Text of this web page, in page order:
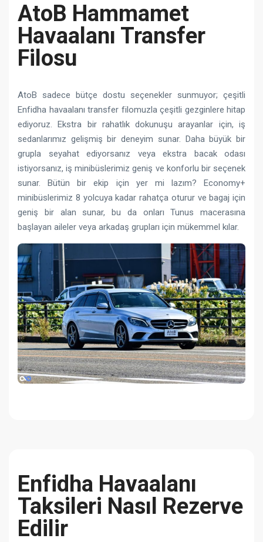
AtoB Hammamet
Havaalanı Transfer
Filosu
AtoB sadece bütçe dostu seçenekler sunmuyor; çeşitli
Enfidha havaalanı transfer filomuzla çeşitli gezginlere hitap
ediyoruz. Ekstra bir rahatlık dokunuşu arayanlar için, iş
sedanlarımız gelişmiş bir deneyim sunar. Daha büyük bir
grupla seyahat ediyorsanız veya ekstra bacak odası
istiyorsanız, iş minibüslerimiz geniş ve konforlu bir seçenek
sunar. Bütün bir ekip için yer mi lazım? Economy+
minibüslerimiz 8 yolcuya kadar rahatça oturur ve bagaj için
geniş bir alan sunar, bu da onları Tunus macerasına
başlayan aileler veya arkadaş grupları için mükemmel kılar.
Enfidha Havaalanı
Taksileri Nasıl Rezerve
Edilir